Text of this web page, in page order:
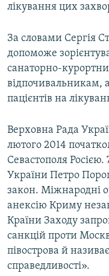
лікування цих
За словами Сергія
допоможе
санаторно-
відпочивальникам,
пацієнтів на
Верховна Рада
лютого 2014
Севастополя
України Петро
закон. Міжнародні
анексію Криму
Країни Заходу
санкцій проти
півострова й
справедливості».